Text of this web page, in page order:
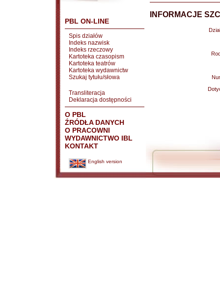
PBL ON-LINE
Spis działów
Indeks nazwisk
Indeks rzeczowy
Kartoteka czasopism
Kartoteka teatrów
Kartoteka wydawnictw
Szukaj tytułu/słowa
Transliteracja
Deklaracja dostępności
O PBL
ŹRÓDŁA DANYCH
O PRACOWNI
WYDAWNICTWO IBL
KONTAKT
English version
INFORMACJE